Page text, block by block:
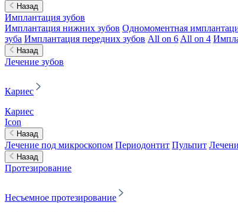
Назад
Имплантация зубов
Имплантация нижних зубов Одномоментная
зуба Имплантация передних зубов All on 6 All on 4
Назад
Лечение зубов
Кариес
Кариес
Icon
Назад
Лечение под микроскопом Периодонтит Пульпит
Назад
Протезирование
Несъемное протезирование